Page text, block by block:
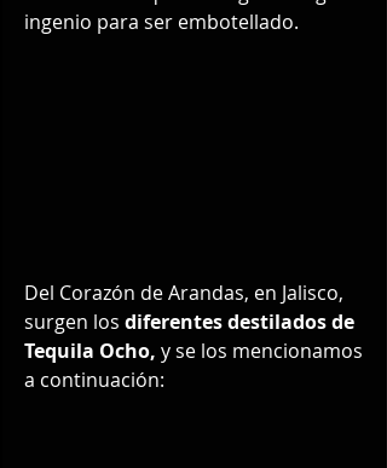
ingenio para ser embotellado.
Del Corazón de Arandas, en Jalisco,
surgen los diferentes destilados de
Tequila Ocho, y se los mencionamos
a continuación: